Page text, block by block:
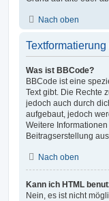
Nach oben
Was ist BBCode?
BBCode ist eine
Text gibt. Die Rechte
jedoch auch durch
aufgebaut, jedoch
Weitere
Beitragserstellung
Nach oben
Kann ich HTML
Nein, es ist nicht